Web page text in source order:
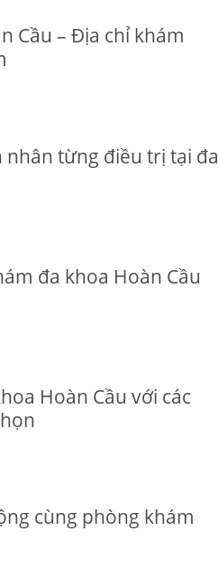
Cầu – Địa chỉ khám
nhân từng điều trị tại đa
đa khoa Hoàn Cầu
Hoàn Cầu với các
cùng phòng khám